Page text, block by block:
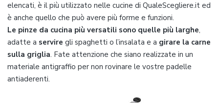
elencati, è il più utilizzato nelle cucine di QualeScegliere.it ed
è anche quello che può avere più forme e funzioni.
Le pinze da cucina più versatili sono quelle più larghe,
adatte a servire gli spaghetti o l’insalata e a girare la carne
sulla griglia. Fate attenzione che siano realizzate in un
materiale antigraffio per non rovinare le vostre padelle
antiaderenti.